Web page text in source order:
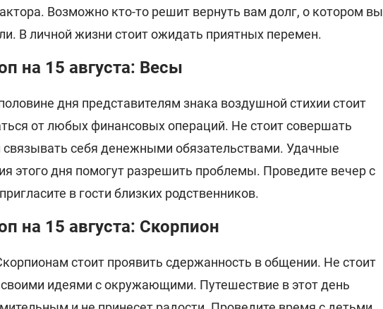
Возможно кто-то решит вернуть вам долг, о котором вы
В личной жизни стоит ожидать приятных перемен.
на 15 августа: Весы
дня представителям знака воздушной стихии стоит
от любых финансовых операций. Не стоит совершать
связывать себя денежными обязательствами. Удачные
этого дня помогут разрешить проблемы. Проведите вечер с
в гости близких родственников.
на 15 августа: Скорпион
стоит проявить сдержанность в общении. Не стоит
идеями с окружающими. Путешествие в этот день